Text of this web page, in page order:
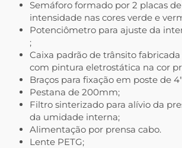
Semáforo formado por 2 placas
intensidade nas cores verde e
Potenciômetro para ajuste da
;
Caixa padrão de trânsito
com pintura eletrostática na cor
Braços para fixação em poste de
Pestana de 200mm;
Filtro sinterizado para alívio da
da umidade interna;
Alimentação por prensa cabo.
Lente PETG;